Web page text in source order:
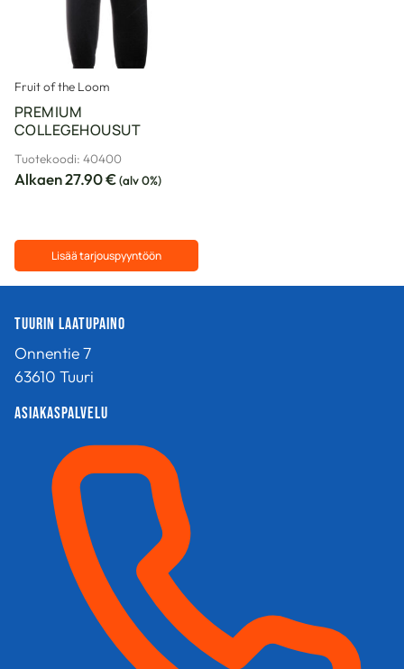
Fruit of the Loom
PREMIUM
COLLEGEHOUSUT
Tuotekoodi: 40400
Alkaen27.90€(alv 0%)
Lisää tarjouspyyntöön
on
useampi
muunnelma.
Voit
tehdä
tuotteen
sivulla.
Tuurin Laatupaino
Onnentie 7
63610 Tuuri
Asiakaspalvelu